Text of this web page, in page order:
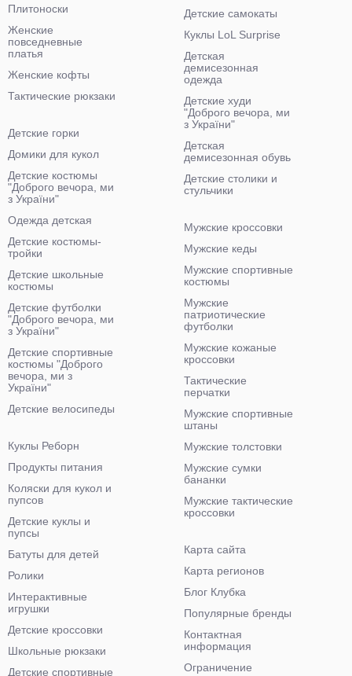
Плитоноски
Женские
повседневные
платья
Женские кофты
Тактические рюкзаки
Детские самокаты
Куклы LoL Surprise
Детская
демисезонная
одежда
Детские худи
"Доброго вечора, ми
з України"
Детская
демисезонная обувь
Детские столики и
стульчики
Детские горки
Домики для кукол
Детские костюмы
"Доброго вечора, ми
з України"
Одежда детская
Детские костюмы-
тройки
Детские школьные
костюмы
Детские футболки
"Доброго вечора, ми
з України"
Детские спортивные
костюмы "Доброго
вечора, ми з
України"
Детские велосипеды
Мужские кроссовки
Мужские кеды
Мужские спортивные
костюмы
Мужские
патриотические
футболки
Мужские кожаные
кроссовки
Тактические
перчатки
Мужские спортивные
штаны
Мужские толстовки
Мужские сумки
бананки
Мужские тактические
кроссовки
Куклы Реборн
Продукты питания
Коляски для кукол и
пупсов
Детские куклы и
пупсы
Батуты для детей
Ролики
Интерактивные
игрушки
Детские кроссовки
Школьные рюкзаки
Детские спортивные
Карта сайта
Карта регионов
Блог Клубка
Популярные бренды
Контактная
информация
Ограничение